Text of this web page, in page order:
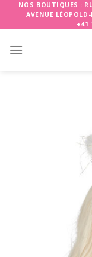
NOS BOUTIQUES :
AVENUE
+41